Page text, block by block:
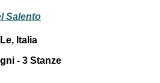
Salento
Italia
- 3 Stanze